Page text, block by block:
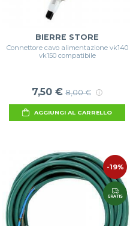
BIERRE STORE
Connettore cavo alimentazione vk140
vk150 compatibile
7,50 € 8,00 €
AGGIUNGI AL CARRELLO
-19%
GRATIS